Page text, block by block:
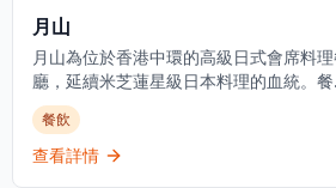
月山
月山為位於香港中環的高級日式會席料
廳，延續米芝蓮星級日本料理的血統。餐
佔地3,000平方呎，由資深廚藝團隊領導，
政總廚黃冠華來自「日山」，專精於以美
配佳餚的會席料理，同時提供廚師發辦壽
餐飲
查看詳情